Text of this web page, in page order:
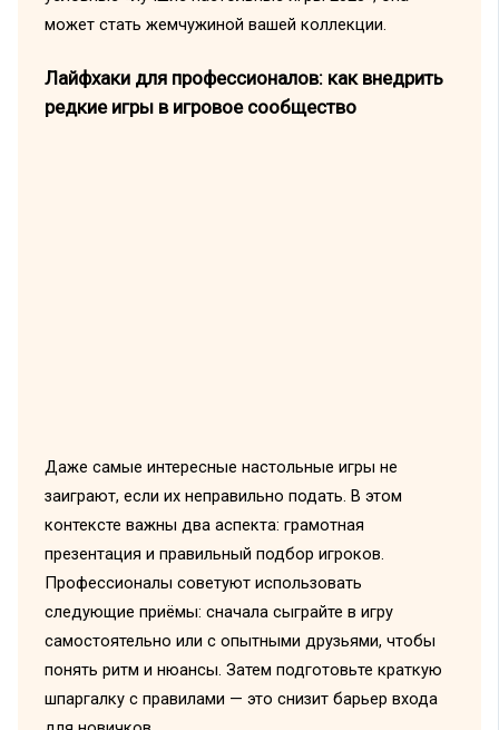
может стать жемчужиной вашей коллекции.
Лайфхаки для профессионалов: как внедрить
редкие игры в игровое сообщество
Даже самые интересные настольные игры не
заиграют, если их неправильно подать. В этом
контексте важны два аспекта: грамотная
презентация и правильный подбор игроков.
Профессионалы советуют использовать
следующие приёмы: сначала сыграйте в игру
самостоятельно или с опытными друзьями, чтобы
понять ритм и нюансы. Затем подготовьте краткую
шпаргалку с правилами — это снизит барьер входа